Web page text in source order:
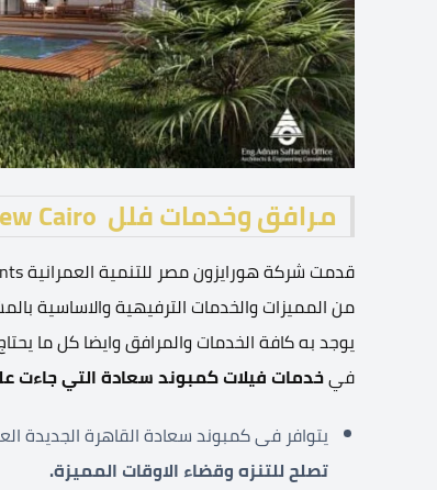
مرافق وخدمات فلل Compound Saada New Cairo
يوجد به كافة الخدمات والمرافق وايضا كل ما
فيخدمات فيلات كمبوند سعادة التي جاءت
يتوافر فى كمبوند سعادة القاهرة الجديدة
تصلح للتنزه وقضاء الاوقات المميزة.